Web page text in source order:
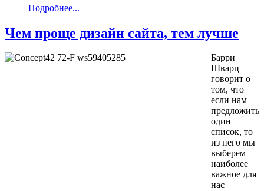
Подробнее...
Чем проще дизайн сайта, тем лучше
Барри
Шварц
говорит о
том, что
если нам
предложить
один
список, то
из него мы
выберем
наиболее
важное для
нас